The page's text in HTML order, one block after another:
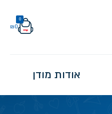
0
₪0
אודות מודן